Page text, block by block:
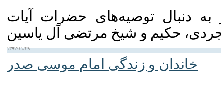
موسی صدر در اواخر سال ۱۳۳۸ و به دنبال توصیه‌های حضرات آیات
۱۳۹۲/۱۱/۲۹
خاندان و زندگی امام موسى صدر